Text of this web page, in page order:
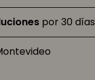
por 30 días